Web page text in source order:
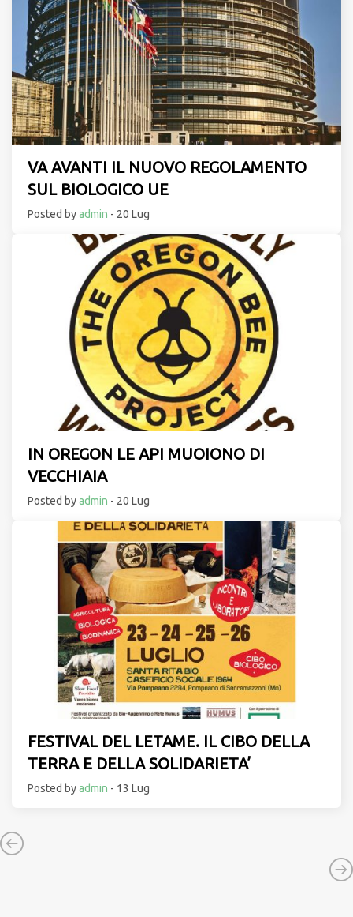
VA AVANTI IL NUOVO REGOLAMENTO
SUL BIOLOGICO UE
Posted byadmin - 20 Lug
IN OREGON LE API MUOIONO DI
VECCHIAIA
Posted byadmin - 20 Lug
FESTIVAL DEL LETAME. IL CIBO DELLA
TERRA E DELLA SOLIDARIETA’
Posted byadmin - 13 Lug